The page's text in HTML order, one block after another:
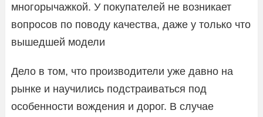
многорычажкой. У покупателей не возникает
вопросов по поводу качества, даже у только что
вышедшей модели
Дело в том, что производители уже давно на
рынке и научились подстраиваться под
особенности вождения и дорог. В случае